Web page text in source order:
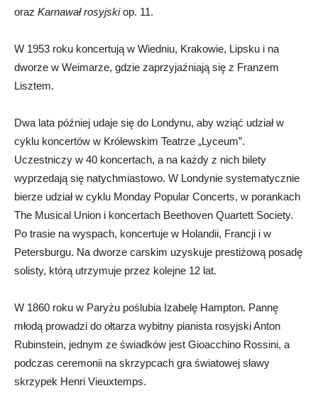
oraz Karnawał rosyjskiop. 11.
W 1953 roku koncertują w Wiedniu, Krakowie, Lipsku i na
dworze w Weimarze, gdzie zaprzyjaźniają się z Franzem
Lisztem.
Dwa lata później udaje się do Londynu, aby wziąć udział w
cyklu koncertów w Królewskim Teatrze „Lyceum”.
Uczestniczy w 40 koncertach, a na każdy z nich bilety
wyprzedają się natychmiastowo. W Londynie systematycznie
bierze udział w cyklu Monday Popular Concerts, w porankach
The Musical Union i koncertach Beethoven Quartett Society.
Po trasie na wyspach, koncertuje w Holandii, Francji i w
Petersburgu. Na dworze carskim uzyskuje prestiżową posadę
solisty, którą utrzymuje przez kolejne 12 lat.
W 1860 roku w Paryżu poślubia Izabelę Hampton. Pannę
młodą prowadzi do ołtarza wybitny pianista rosyjski Anton
Rubinstein, jednym ze świadków jest Gioacchino Rossini, a
podczas ceremonii na skrzypcach gra światowej sławy
skrzypek Henri Vieuxtemps.